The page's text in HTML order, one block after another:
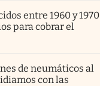
entre 1960 y 1970
para cobrar el
de neumáticos al
con las